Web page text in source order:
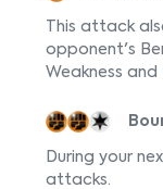
This attack
opponent's
Weakness
During your
attacks.